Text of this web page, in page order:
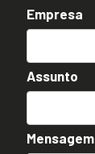
Empresa
Assunto
Mensagem